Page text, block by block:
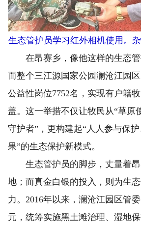
生态管护员学习红外相机使用。
在昂赛乡，像他这样的生态管
而整个三江源国家公园澜沧江园
公益性岗位7752名，实现有户籍
盖。这一举措不仅让牧民从“草原
守护者”，更构建起“人人参与保
果”的生态保护新模式。
生态管护员的脚步，丈量着昂
地；而真金白银的投入，则为生
力。2016年以来，澜沧江园区管
元，统筹实施黑土滩治理、湿地保